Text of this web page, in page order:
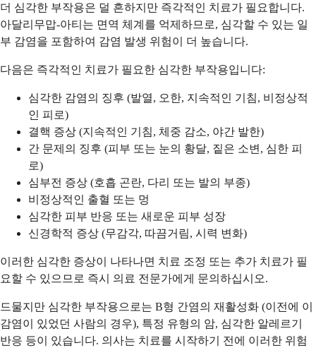
더 심각한 부작용은 덜 흔하지만 즉각적인 치료가 필요합니다.
아달리무맙-아티는 면역 체계를 억제하므로, 심각할 수 있는 일
부 감염을 포함하여 감염 발생 위험이 더 높습니다.
다음은 즉각적인 치료가 필요한 심각한 부작용입니다:
심각한 감염의 징후 (발열, 오한, 지속적인 기침, 비정상적
인 피로)
결핵 증상 (지속적인 기침, 체중 감소, 야간 발한)
간 문제의 징후 (피부 또는 눈의 황달, 짙은 소변, 심한 피
로)
심부전 증상 (호흡 곤란, 다리 또는 발의 부종)
비정상적인 출혈 또는 멍
심각한 피부 반응 또는 새로운 피부 성장
신경학적 증상 (무감각, 따끔거림, 시력 변화)
이러한 심각한 증상이 나타나면 치료 조정 또는 추가 치료가 필
요할 수 있으므로 즉시 의료 전문가에게 문의하십시오.
드물지만 심각한 부작용으로는 B형 간염의 재활성화 (이전에 이
감염이 있었던 사람의 경우), 특정 유형의 암, 심각한 알레르기
반응 등이 있습니다. 의사는 치료를 시작하기 전에 이러한 위험